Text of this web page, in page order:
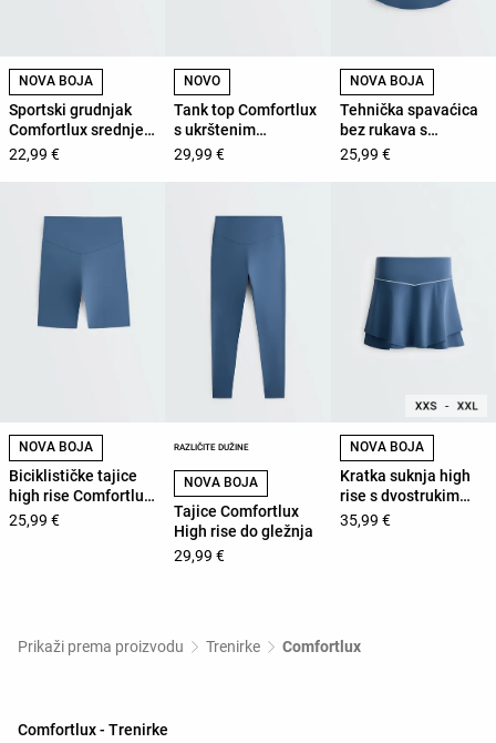
NOVA BOJA
Sportski grudnjak
Comfortlux srednje
potpore s
22,99 €
NOVO
Tank top Comfortlux
s ukrštenim
naramenicama
29,99 €
NOVA BOJA
Tehnička spavaćica
bez rukava s
patentnim
25,99 €
NOVA BOJA
Biciklističke tajice
high rise Comfortlux
20 cm
25,99 €
RAZLIČITE DUŽINE
NOVA BOJA
Tajice Comfortlux
High rise do gležnja
29,99 €
NOVA BOJA
Kratka suknja high
rise s dvostrukim
slojem
35,99 €
Prikaži prema proizvodu Trenirke Comfortlux
Comfortlux - Trenirke